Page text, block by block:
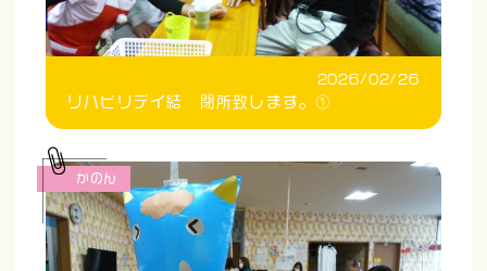
2026/02/26
リハビリデイ結 閉所致します。①
かのん